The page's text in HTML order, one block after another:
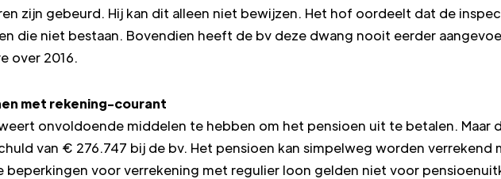
zijn gebeurd. Hij kan dit alleen niet bewijzen. Het hof oordeelt dat de
die niet bestaan. Bovendien heeft de bv deze dwang nooit eerder
over 2016.
met rekening-courant
onvoldoende middelen te hebben om het pensioen uit te betalen. Maar
van € 276.747 bij de bv. Het pensioen kan simpelweg worden verrekend
beperkingen voor verrekening met regulier loon gelden niet voor